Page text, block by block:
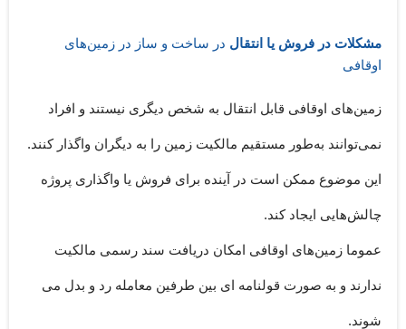
مشکلات در فروش یا انتقال در ساخت و ساز در زمین‌‌های
اوقافی
زمین‌های اوقافی قابل انتقال به شخص دیگری نیستند و افراد
نمی‌توانند به‌طور مستقیم مالکیت زمین را به دیگران واگذار کنند.
این موضوع ممکن است در آینده برای فروش یا واگذاری پروژه
چالش‌هایی ایجاد کند.
عموما زمین‌های اوقافی امکان دریافت سند رسمی مالکیت
ندارند و به صورت قولنامه ای بین طرفین معامله رد و بدل می
شوند.